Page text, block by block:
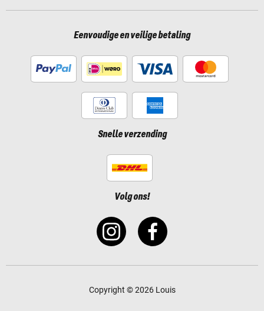
Eenvoudige en veilige betaling
Snelle verzending
Volg ons!
Copyright © 2026 Louis